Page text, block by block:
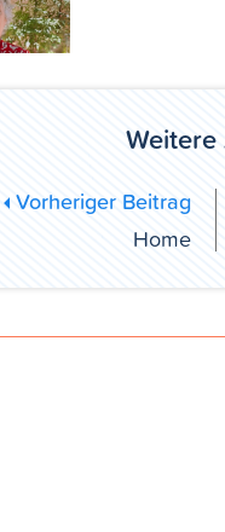
Vorheriger Beitrag
Home